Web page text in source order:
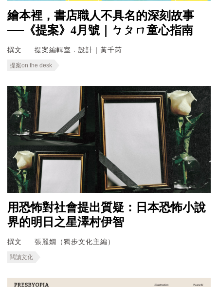
繪本裡，書店職人不具名的深刻故事
──《提案》4月號｜ㄅㄆㄇ童心指南
撰文 提案編輯室．設計｜黃千芮
提案on the desk
用恐怖對社會提出質疑：日本恐怖小說
界的明日之星澤村伊智
撰文 張麗嫺（獨步文化主編）
閱讀文化